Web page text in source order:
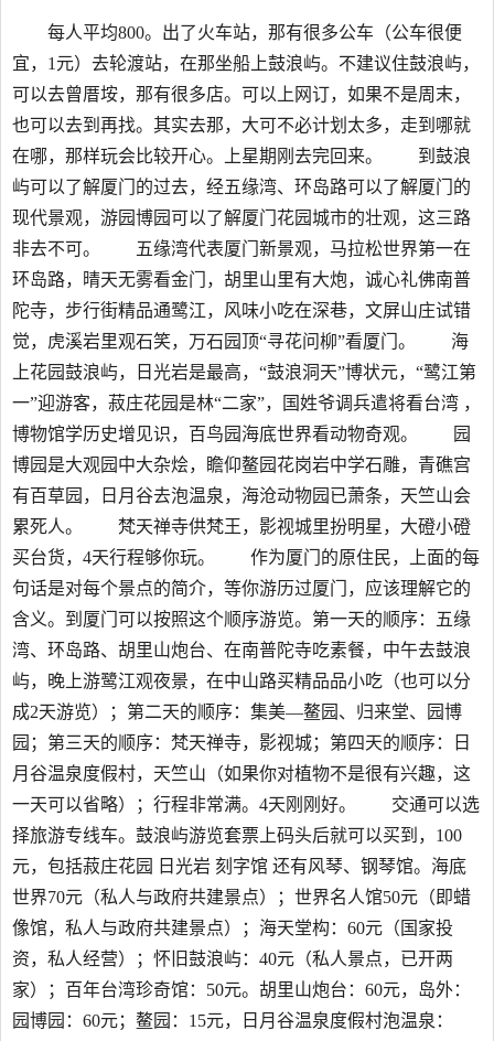
每人平均800。出了火车站，那有很多公车（公车很便
宜，1元）去轮渡站，在那坐船上鼓浪屿。不建议住鼓浪屿，
可以去曾厝垵，那有很多店。可以上网订，如果不是周末，
也可以去到再找。其实去那，大可不必计划太多，走到哪就
在哪，那样玩会比较开心。上星期刚去完回来。 到鼓浪
屿可以了解厦门的过去，经五缘湾、环岛路可以了解厦门的
现代景观，游园博园可以了解厦门花园城市的壮观，这三路
非去不可。 五缘湾代表厦门新景观，马拉松世界第一在
环岛路，晴天无雾看金门，胡里山里有大炮，诚心礼佛南普
陀寺，步行街精品通鹭江，风味小吃在深巷，文屏山庄试错
觉，虎溪岩里观石笑，万石园顶“寻花问柳”看厦门。 海
上花园鼓浪屿，日光岩是最高，“鼓浪洞天”博状元，“鹭江第
一”迎游客，菽庄花园是林“二家”，国姓爷调兵遣将看台湾 ，
博物馆学历史增见识，百鸟园海底世界看动物奇观。 园
博园是大观园中大杂烩，瞻仰鳌园花岗岩中学石雕，青礁宫
有百草园，日月谷去泡温泉，海沧动物园已萧条，天竺山会
累死人。 梵天禅寺供梵王，影视城里扮明星，大磴小磴
买台货，4天行程够你玩。 作为厦门的原住民，上面的每
句话是对每个景点的简介，等你游历过厦门，应该理解它的
含义。到厦门可以按照这个顺序游览。第一天的顺序：五缘
湾、环岛路、胡里山炮台、在南普陀寺吃素餐，中午去鼓浪
屿，晚上游鹭江观夜景，在中山路买精品品小吃（也可以分
成2天游览）；第二天的顺序：集美—鳌园、归来堂、园博
园；第三天的顺序：梵天禅寺，影视城；第四天的顺序：日
月谷温泉度假村，天竺山（如果你对植物不是很有兴趣，这
一天可以省略）；行程非常满。4天刚刚好。 交通可以选
择旅游专线车。鼓浪屿游览套票上码头后就可以买到，100
元，包括菽庄花园 日光岩 刻字馆 还有风琴、钢琴馆。海底
世界70元（私人与政府共建景点）；世界名人馆50元（即蜡
像馆，私人与政府共建景点）；海天堂构：60元（国家投
资，私人经营）；怀旧鼓浪屿：40元（私人景点，已开两
家）；百年台湾珍奇馆：50元。胡里山炮台：60元，岛外：
园博园：60元；鳌园：15元，日月谷温泉度假村泡温泉：